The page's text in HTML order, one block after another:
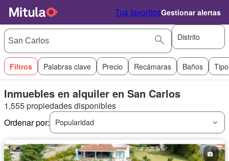
Tus favoritosGestionar alertas
Distrito
Filtros Palabras clave Precio Recámaras Baños
Inmuebles en alquiler en San Carlos
1,555 propiedades disponibles
Ordenar por:
Popularidad